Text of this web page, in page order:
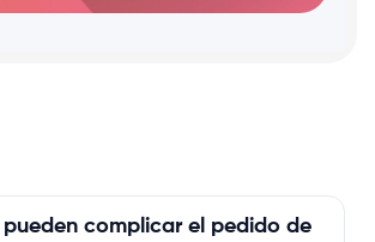
pueden complicar el pedido de